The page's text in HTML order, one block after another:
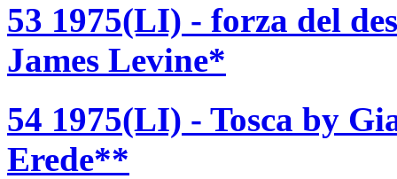
53 1975(LI) - forza del
James Levine*
54 1975(LI) - Tosca by
Erede**